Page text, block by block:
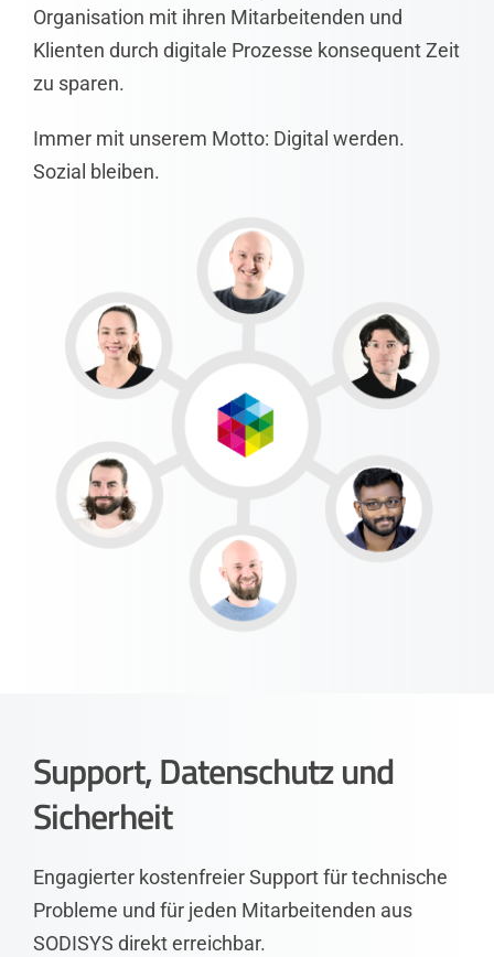
Organisation mit ihren Mitarbeitenden und
Klienten durch digitale Prozesse konsequent Zeit
zu sparen.
Immer mit unserem Motto: Digital werden.
Sozial bleiben.
Support, Datenschutz und
Sicherheit
Engagierter kostenfreier Support für technische
Probleme und für jeden Mitarbeitenden aus
SODISYS direkt erreichbar.